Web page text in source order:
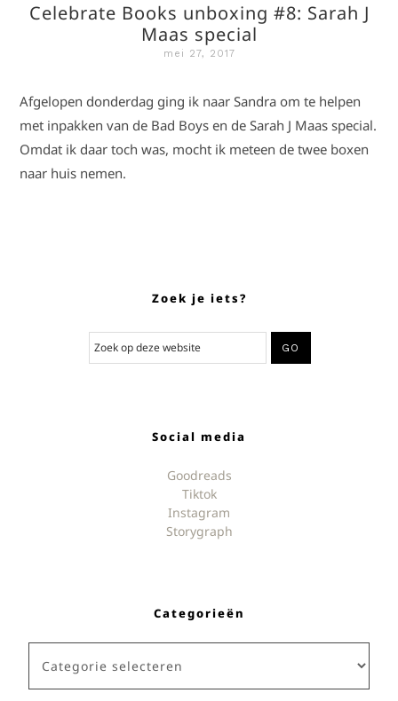
Celebrate Books unboxing #8: Sarah J
Maas special
mei 27, 2017
Afgelopen donderdag ging ik naar Sandra om te helpen
met inpakken van de Bad Boys en de Sarah J Maas special.
Omdat ik daar toch was, mocht ik meteen de twee boxen
naar huis nemen.
Zoek je iets?
Social media
Goodreads
Tiktok
Instagram
Storygraph
Categorieën